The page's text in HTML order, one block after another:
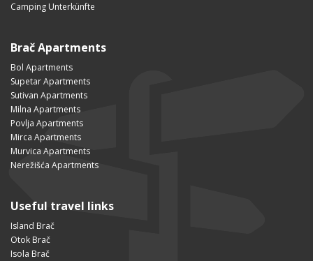
Camping Unterkünfte
Brač Apartments
Bol Apartments
Supetar Apartments
Sutivan Apartments
Milna Apartments
Povlja Apartments
Mirca Apartments
Murvica Apartments
Nerežišća Apartments
Useful travel links
Island Brač
Otok Brač
Isola Brač